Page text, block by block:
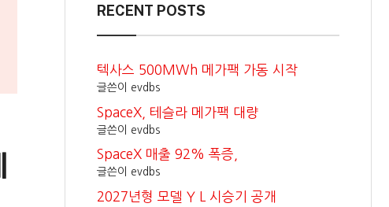
RECENT POSTS
텍사스 500MWh 메가팩 가동 시작
글쓴이 evdbs
SpaceX, 테슬라 메가팩 대량
글쓴이 evdbs
SpaceX 매출 92% 폭증,
글쓴이 evdbs
2027년형 모델 Y L 시승기 공개